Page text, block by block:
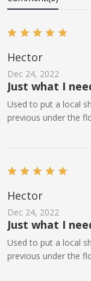
Hector
Dec 24, 2022
Just what I
Used to put a local
previous under the
Hector
Dec 24, 2022
Just what I
Used to put a local
previous under the